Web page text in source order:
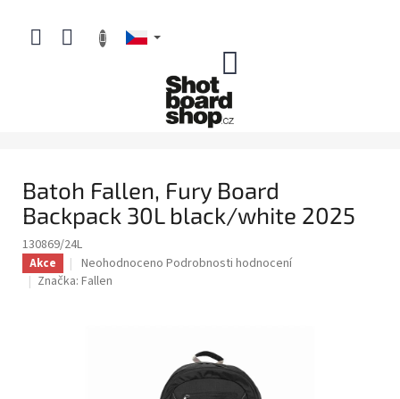
obsah
Batoh Fallen, Fury Board
Backpack 30L black/white 2025
130869/24L
Akce
Průměrné
hodnocení
Neohodnoceno Podrobnosti hodnocení
Značka: Fallen